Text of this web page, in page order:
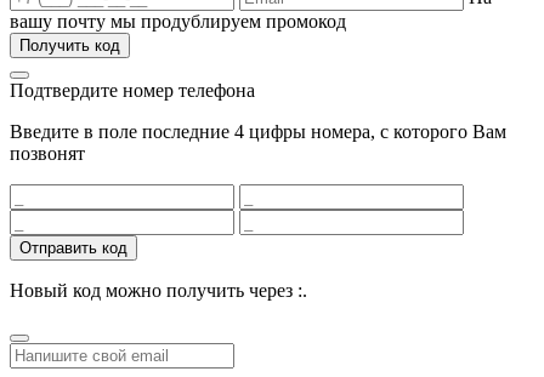
вашу почту мы продублируем промокод
Получить код
Подтвердите номер телефона
Введите в поле последние 4 цифры номера, с которого Вам
позвонят
Отправить код
Новый код можно получить через :.